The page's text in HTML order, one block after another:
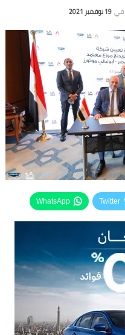
في 19 نوفمبر 2021
Twitter
WhatsApp